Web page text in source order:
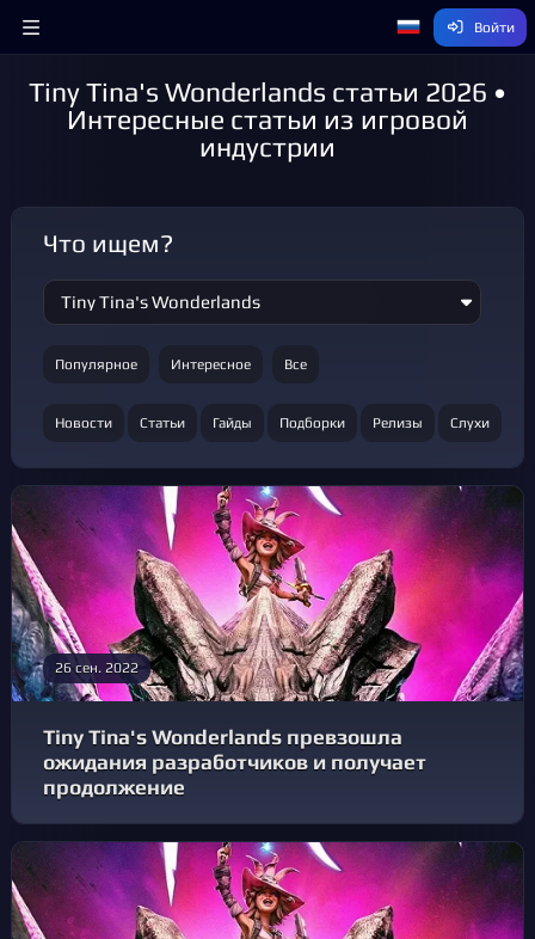
Войти
Tiny Tina's Wonderlands статьи 2026 •
Интересные статьи из игровой
индустрии
Что ищем?
Популярное Интересное Все
Новости Статьи Гайды Подборки Релизы Слухи
26 сен. 2022
Tiny Tina's Wonderlands превзошла
ожидания разработчиков и получает
продолжение